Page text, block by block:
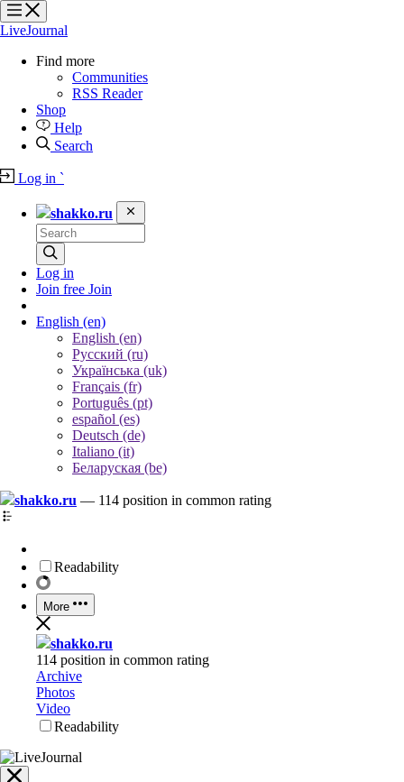
?
?
?
?
LiveJournal
Find more
Communities
RSS Reader
Shop
Help
Search
Log in `
shakko.ru
Log in
Join free Join
English (en)
English (en)
Русский (ru)
Українська (uk)
Français (fr)
Português (pt)
español (es)
Deutsch (de)
Italiano (it)
Беларуская (be)
shakko.ru — 114 position in common rating
Readability
More
shakko.ru
114 position in common rating
Archive
Photos
Video
Readability